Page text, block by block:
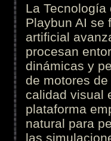
La
Playbun AI se
artificial
procesan
dinámicas y
de motores
calidad visual
plataforma
natural para
las